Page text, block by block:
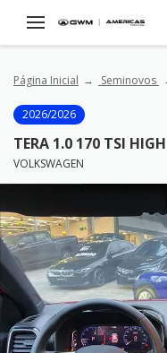
Página Inicial Seminovos
2026/2026
TERA 1.0 170 TSI HIGH
VOLKSWAGEN